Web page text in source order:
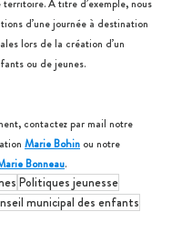
d’une journée à destination
lors de la création d’un
ou de jeunes.
contactez par mail notre
Marie Bohin ou notre
Bonneau.
Politiques jeunesse
municipal des enfants